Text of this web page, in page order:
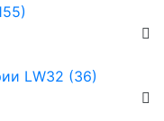
LW32 (36)